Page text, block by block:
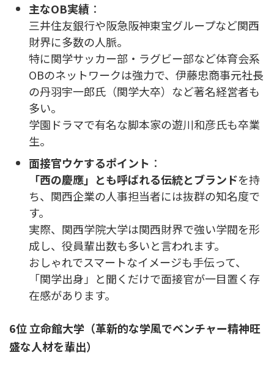
主なOB実績 ：
三井住友銀行や阪急阪神東宝グループなど関西
財界に多数の人脈。
特に関学サッカー部・ラグビー部など体育会系
OBのネットワークは強力で、伊藤忠商事元社長
の丹羽宇一郎氏（関学大卒）など著名経営者も
多い。
学園ドラマで有名な脚本家の遊川和彦氏も卒業
生。
面接官ウケするポイント ：
「西の慶應」とも呼ばれる伝統とブランドを持
ち、関西企業の人事担当者には抜群の知名度で
す。
実際、関西学院大学は関西財界で強い学閥を形
成し、役員輩出数も多いと言われます。
おしゃれでスマートなイメージも手伝って、
「関学出身」と聞くだけで面接官が一目置く存
在感があります。
6位 立命館大学（革新的な学風でベンチャー精神旺
盛な人材を輩出）